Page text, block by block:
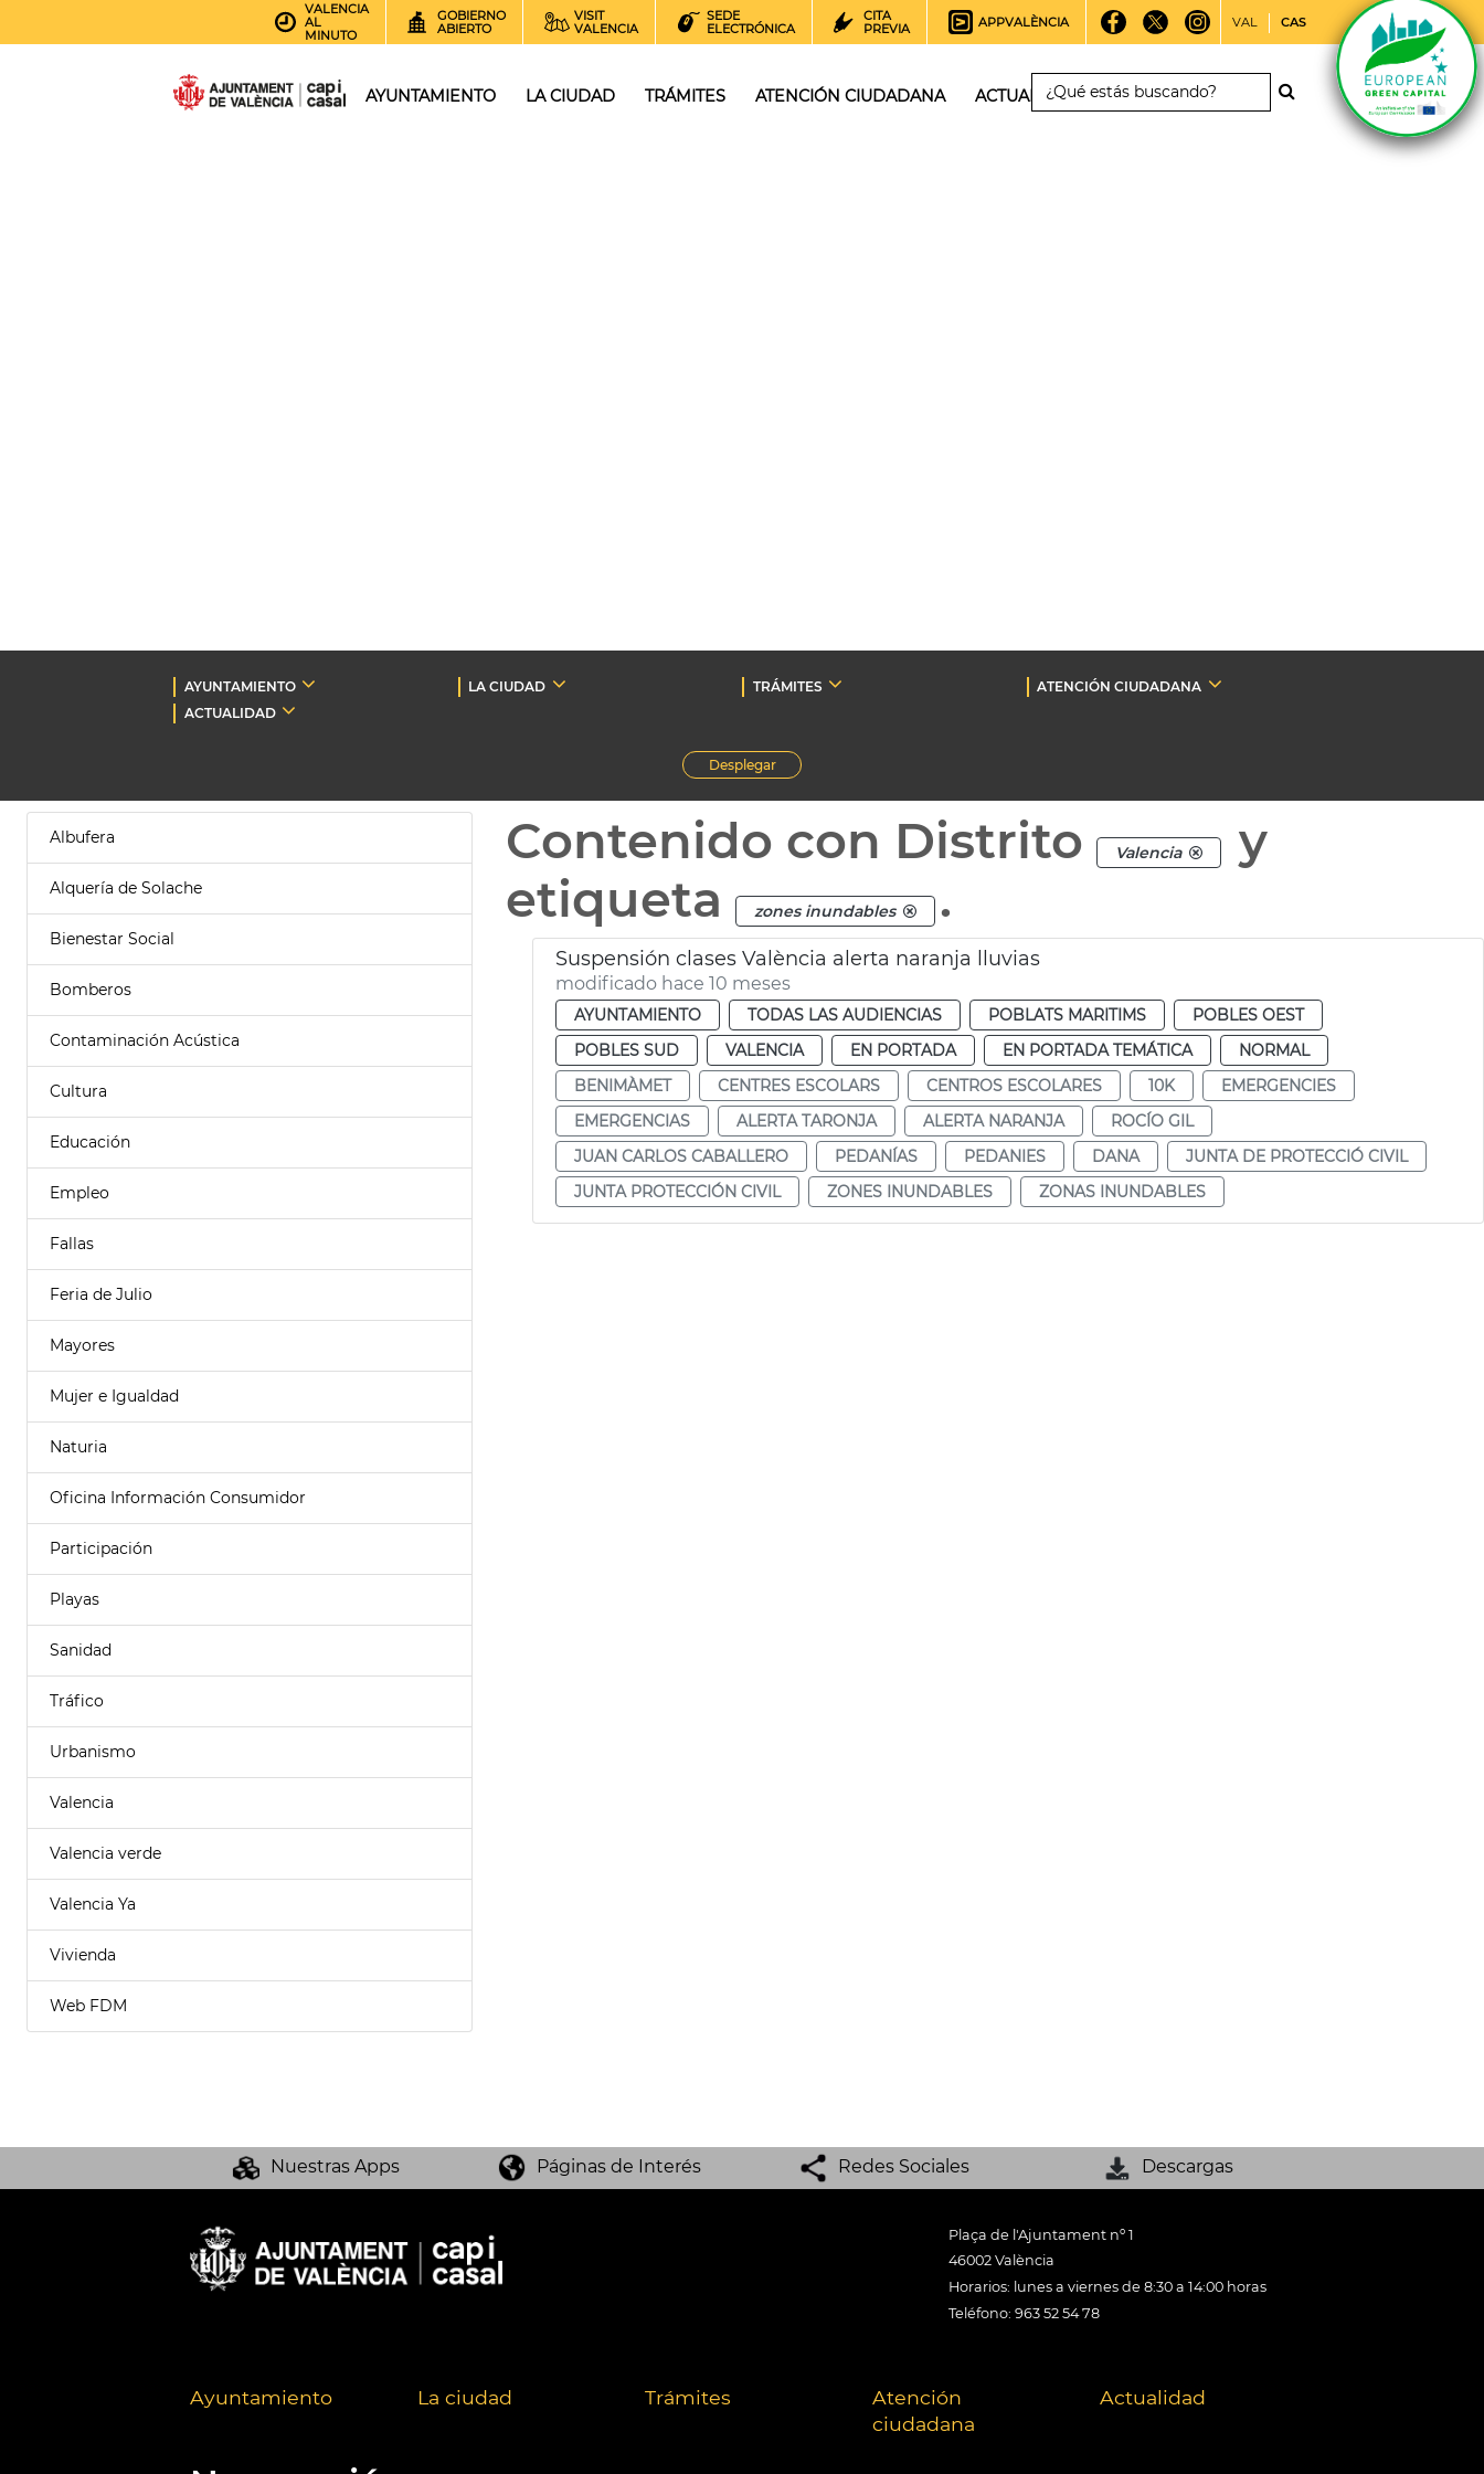
VALENCIA
AL
MINUTO
GOBIERNO
ABIERTO
VISIT
VALENCIA
SEDE
ELECTRÓNICA
CITA
PREVIA
APPVALÈNCIA VAL CAS
AYUNTAMIENTO LA CIUDAD TRÁMITES ATENCIÓN CIUDADANA ACTUALIDAD
AYUNTAMIENTO LA CIUDAD TRÁMITES
ATENCIÓN CIUDADANA
ACTUALIDAD
Desplegar
Albufera
Alquería de Solache
Bienestar Social
Bomberos
Contaminación Acústica
Cultura
Educación
Empleo
Fallas
Feria de Julio
Mayores
Mujer e Igualdad
Naturia
Oficina Información Consumidor
Participación
Playas
Sanidad
Tráfico
Urbanismo
Valencia
Valencia verde
Valencia Ya
Vivienda
Web FDM
Contenido con Distrito Valencia
y
etiqueta
zones inundables .
Suspensión clases València alerta naranja lluvias
modificado hace 10 meses
AYUNTAMIENTO TODAS LAS AUDIENCIAS POBLATS MARITIMS
POBLES OEST
POBLES SUD
VALENCIA EN PORTADA EN PORTADA TEMÁTICA
NORMAL
BENIMÀMET
CENTRES ESCOLARS CENTROS ESCOLARES 10K
EMERGENCIES
EMERGENCIAS
ALERTA TARONJA ALERTA NARANJA
ROCÍO GIL
JUAN CARLOS CABALLERO
PEDANÍAS PEDANIES DANA
JUNTA DE PROTECCIÓ CIVIL
JUNTA PROTECCIÓN CIVIL
ZONES INUNDABLES ZONAS INUNDABLES
Nuestras Apps Páginas de Interés Redes Sociales Descargas
Plaça de l'Ajuntament nº 1
46002 València
Horarios: lunes a viernes de 8:30 a 14:00 horas
Teléfono: 963 52 54 78
Ayuntamiento La ciudad Trámites
Atención
ciudadana
Actualidad